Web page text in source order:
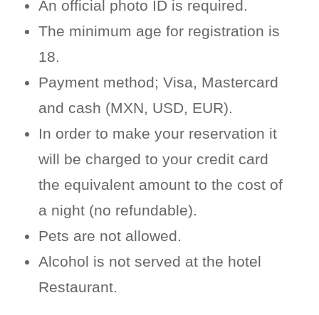
An official photo ID is required.
The minimum age for registration is
18.
Payment method; Visa, Mastercard
and cash (MXN, USD, EUR).
In order to make your reservation it
will be charged to your credit card
the equivalent amount to the cost of
a night (no refundable).
Pets are not allowed.
Alcohol is not served at the hotel
Restaurant.